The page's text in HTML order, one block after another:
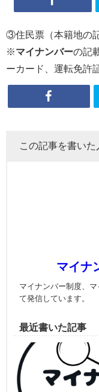
③住民票（本籍地の
※マイナンバーの記
ーカード、運転免許
この記事を書いた
マイナ
マイナンバー制度、
て発信しています。
最近書いた記事